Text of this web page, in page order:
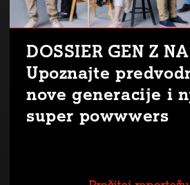
DOSSIER GEN Z
Upoznajte
nove generacije i
super powwwers